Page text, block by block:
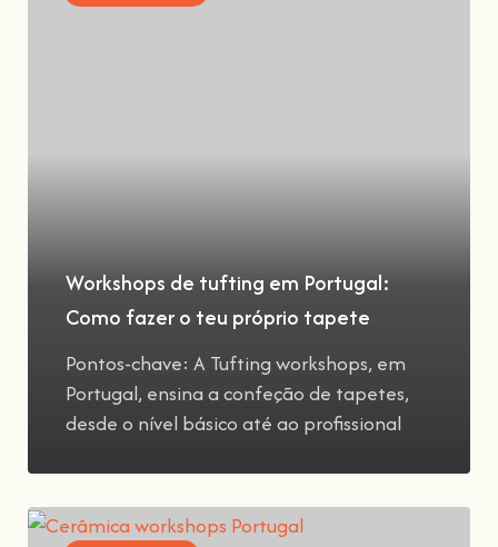
Workshops de tufting em Portugal:
Como fazer o teu próprio tapete
Pontos-chave: A Tufting workshops, em
Portugal, ensina a confeção de tapetes,
desde o nível básico até ao profissional